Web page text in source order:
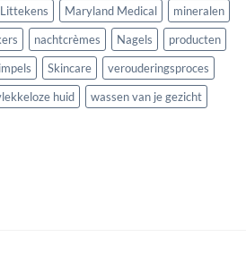
Littekens Maryland Medical
mineralen
nachtcrèmes Nagels
producten
Skincare
verouderingsproces
huid
wassen van je gezicht